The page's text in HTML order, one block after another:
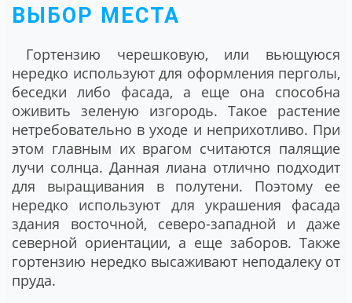
ВЫБОР МЕСТА
Гортензию черешковую, или вьющуюся
нередко используют для оформления перголы,
беседки либо фасада, а еще она способна
оживить зеленую изгородь. Такое растение
нетребовательно в уходе и неприхотливо. При
этом главным их врагом считаются палящие
лучи солнца. Данная лиана отлично подходит
для выращивания в полутени. Поэтому ее
нередко используют для украшения фасада
здания восточной, северо-западной и даже
северной ориентации, а еще заборов. Также
гортензию нередко высаживают неподалеку от
пруда.